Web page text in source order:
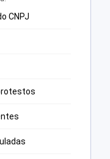
CNPJ